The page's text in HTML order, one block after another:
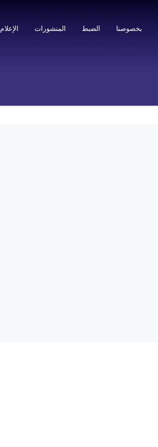
بخصوصنا الضبط المنشورات الإعلام